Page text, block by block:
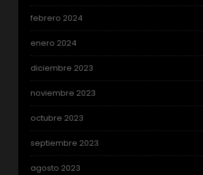
febrero 2024
enero 2024
diciembre 2023
noviembre 2023
octubre 2023
septiembre 2023
agosto 2023